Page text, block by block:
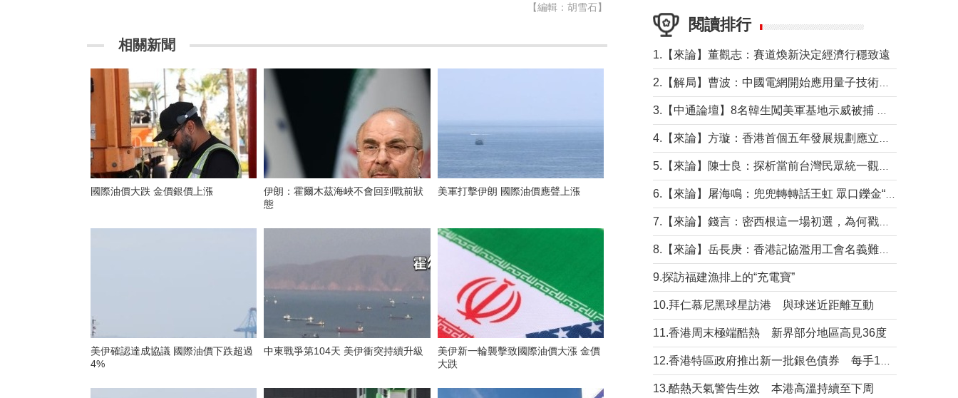
【編輯：胡雪石】
相關新聞
國際油價大跌 金價銀價上漲
伊朗：霍爾木茲海峽不會回到戰前狀
態
美軍打擊伊朗 國際油價應聲上漲
美伊確認達成協議 國際油價下跌超過
4%
中東戰爭第104天 美伊衝突持續升級
美伊新一輪襲擊致國際油價大漲 金價
大跌
閱讀排行
1.【來論】董觀志：賽道煥新決定經濟行穩致遠
9.探訪福建漁排上的“充電寶”
10.拜仁慕尼黑球星訪港 與球迷近距離互動
11.香港周末極端酷熱 新界部分地區高見36度
13.酷熱天氣警告生效 本港高溫持續至下周